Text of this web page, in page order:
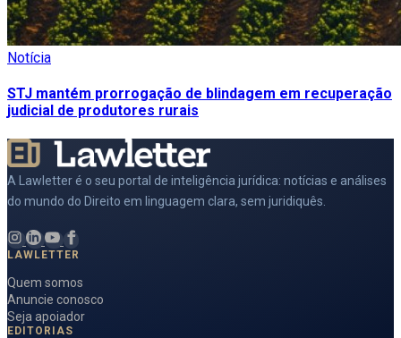
Notícia
STJ mantém prorrogação de blindagem em recuperação
judicial de produtores rurais
A Lawletter é o seu portal de inteligência jurídica: notícias e análises
do mundo do Direito em linguagem clara, sem juridiquês.
LAWLETTER
Quem somos
Anuncie conosco
Seja apoiador
EDITORIAS